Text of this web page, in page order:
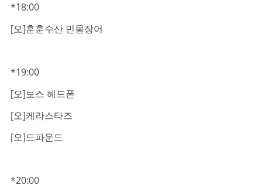
*18:00
[오]훈훈수산 민물장어
*19:00
[오]보스 헤드폰
[오]케라스타즈
[오]드파운드
*20:00